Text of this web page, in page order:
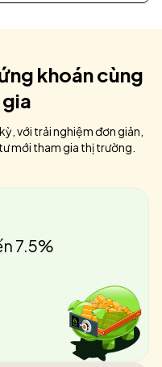
khoán cùng
với trải nghiệm đơn giản,
mới tham gia thị trường.
7.5%